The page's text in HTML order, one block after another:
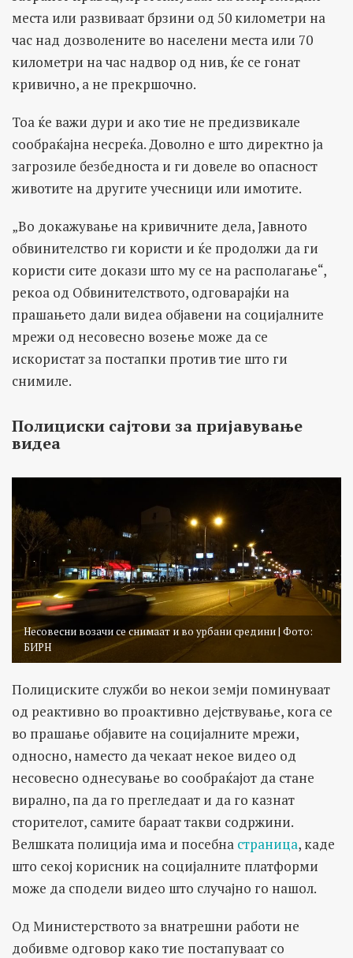
места или развиваат брзини од 50 километри на
час над дозволените во населени места или 70
километри на час надвор од нив, ќе се гонат
кривично, а не прекршочно.
Тоа ќе важи дури и ако тие не предизвикале
сообраќајна несреќа. Доволно е што директно ја
загрозиле безбедноста и ги довеле во опасност
животите на другите учесници или имотите.
„Во докажување на кривичните дела, Јавното
обвинителство ги користи и ќе продолжи да ги
користи сите докази што му се на располагање“,
рекоа од Обвинителството, одговарајќи на
прашањето дали видеа објавени на социјалните
мрежи од несовесно возење може да се
искористат за постапки против тие што ги
снимиле.
Полициски сајтови за пријавување
видеа
Несовесни возачи се снимаат и во урбани средини | Фото:
БИРН
Полициските служби во некои земји поминуваат
од реактивно во проактивно дејствување, кога се
во прашање објавите на социјалните мрежи,
односно, наместо да чекаат некое видео од
несовесно однесување во сообраќајот да стане
вирално, па да го прегледаат и да го казнат
сторителот, самите бараат такви содржини.
Велшката полиција има и посебна страница, каде
што секој корисник на социјалните платформи
може да сподели видео што случајно го нашол.
Од Министерството за внатрешни работи не
добивме одговор како тие постапуваат со